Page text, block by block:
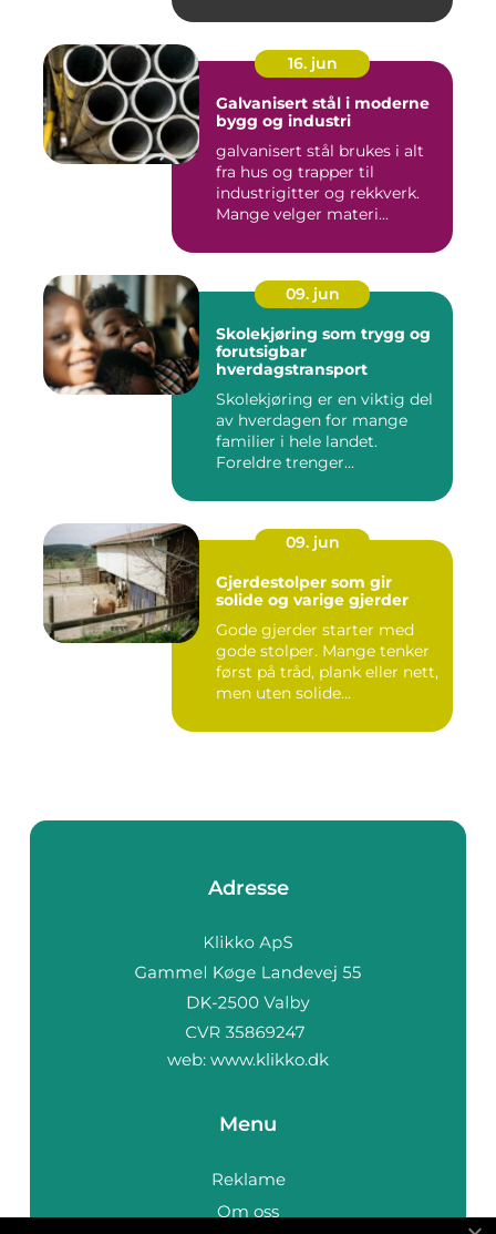
16. jun
Galvanisert stål i moderne
bygg og industri
galvanisert stål brukes i alt
fra hus og trapper til
industrigitter og rekkverk.
Mange velger materi...
09. jun
Skolekjøring som trygg og
forutsigbar
hverdagstransport
Skolekjøring er en viktig del
av hverdagen for mange
familier i hele landet.
Foreldre trenger...
09. jun
Gjerdestolper som gir
solide og varige gjerder
Gode gjerder starter med
gode stolper. Mange tenker
først på tråd, plank eller nett,
men uten solide...
Adresse
web: www.klikko.dk
Menu
Reklame
Om oss